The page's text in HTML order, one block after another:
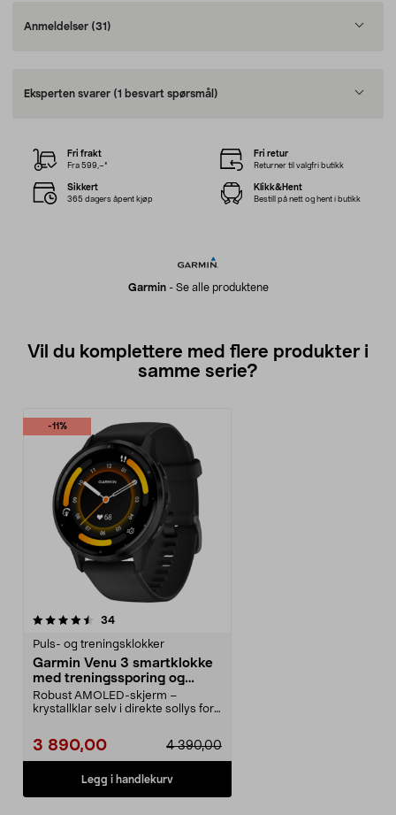
Anmeldelser (31)
Eksperten svarer (1 besvart spørsmål)
Garmin- Se alle produktene
Fri frakt
Fra 599,–*
Fri retur
Returner til valgfri butikk
Sikkert
365 dagers åpent kjøp
Klikk&Hent
Bestill på nett og hent i butikk
Vil du komplettere med flere produkter i
samme serie?
-11%
34anmeldelser
Puls- og treningsklokker
Garmin Venu 3 smartklokke
med treningssporing og
personlig trener
Robust AMOLED-skjerm –
krystallklar selv i direkte sollys for
4 390,00
3 890,00
Legg i handlekurv